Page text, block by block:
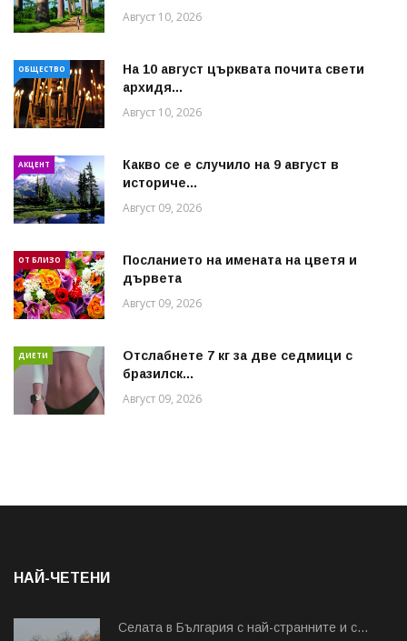
Август 10, 2026
ОБЩЕСТВО
На 10 август църквата почита свети
архидя...
Август 10, 2026
АКЦЕНТ
Какво се е случило на 9 август в
историче...
Август 09, 2026
ОТ БЛИЗО
Посланието на имената на цветя и
дървета
Август 09, 2026
ДИЕТИ
Отслабнете 7 кг за две седмици с
бразилск...
Август 09, 2026
НАЙ-ЧЕТЕНИ
Cелата в България с най-странните и с...